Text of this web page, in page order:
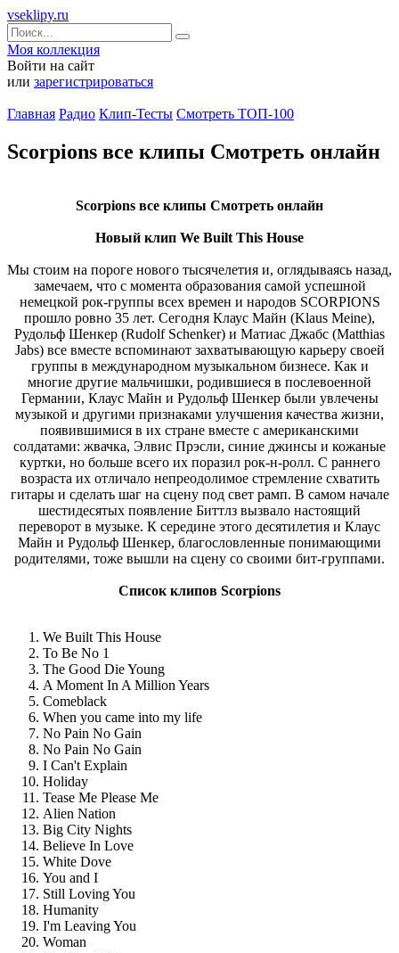
vseklipy.ru
Моя коллекция
Войти на сайт
или зарегистрироваться
Главная Радио Клип-Тесты Смотреть ТОП-100
Scorpions все клипы Смотреть онлайн
Scorpions все клипы Смотреть онлайн
Новый клип We Built This House
Мы стоим на пороге нового тысячелетия и, оглядываясь назад,
замечаем, что с момента образования самой успешной
немецкой рок-группы всех времен и народов SCORPIONS
прошло ровно 35 лет. Сегодня Клаус Майн (Klaus Meine),
Рудольф Шенкер (Rudolf Schenker) и Матиас Джабс (Matthias
Jabs) все вместе вспоминают захватывающую карьеру своей
группы в международном музыкальном бизнесе. Как и
многие другие мальчишки, родившиеся в послевоенной
Германии, Клаус Майн и Рудольф Шенкер были увлечены
музыкой и другими признаками улучшения качества жизни,
появившимися в их стране вместе с американскими
солдатами: жвачка, Элвис Прэсли, синие джинсы и кожаные
куртки, но больше всего их поразил рок-н-ролл. С раннего
возраста их отличало непреодолимое стремление схватить
гитары и сделать шаг на сцену под свет рамп. В самом начале
шестидесятых появление Биттлз вызвало настоящий
переворот в музыке. К середине этого десятилетия и Клаус
Майн и Рудольф Шенкер, благословленные понимающими
родителями, тоже вышли на сцену со своими бит-группами.
Список клипов Scorpions
We Built This House
To Be No 1
The Good Die Young
A Moment In A Million Years
Comeblack
When you came into my life
No Pain No Gain
No Pain No Gain
I Can't Explain
Holiday
Tease Me Please Me
Alien Nation
Big City Nights
Believe In Love
White Dove
You and I
Still Loving You
Humanity
I'm Leaving You
Woman